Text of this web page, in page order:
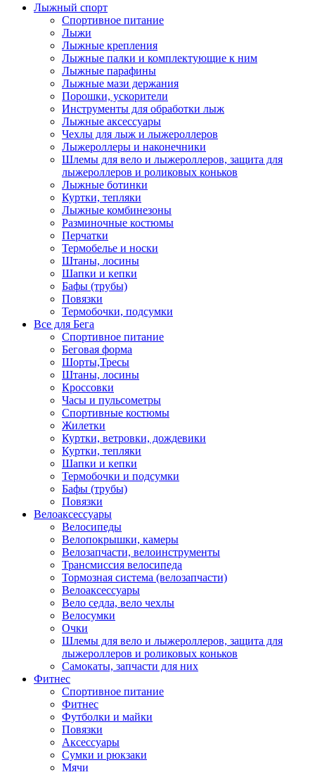
Лыжный спорт
Спортивное питание
Лыжи
Лыжные крепления
Лыжные палки и комплектующие к ним
Лыжные парафины
Лыжные мази держания
Порошки, ускорители
Инструменты для обработки лыж
Лыжные аксессуары
Чехлы для лыж и лыжероллеров
Лыжероллеры и наконечники
Шлемы для вело и лыжероллеров, защита для
лыжероллеров и роликовых коньков
Лыжные ботинки
Куртки, тепляки
Лыжные комбинезоны
Разминочные костюмы
Перчатки
Термобелье и носки
Штаны, лосины
Шапки и кепки
Бафы (трубы)
Повязки
Термобочки, подсумки
Все для Бега
Спортивное питание
Беговая форма
Шорты,Тресы
Штаны, лосины
Кроссовки
Часы и пульсометры
Спортивные костюмы
Жилетки
Куртки, ветровки, дождевики
Куртки, тепляки
Шапки и кепки
Термобочки и подсумки
Бафы (трубы)
Повязки
Велоаксессуары
Велосипеды
Велопокрышки, камеры
Велозапчасти, велоинструменты
Трансмиссия велосипеда
Тормозная система (велозапчасти)
Велоаксессуары
Вело седла, вело чехлы
Велосумки
Очки
Шлемы для вело и лыжероллеров, защита для
лыжероллеров и роликовых коньков
Самокаты, запчасти для них
Фитнес
Спортивное питание
Фитнес
Футболки и майки
Повязки
Аксессуары
Сумки и рюкзаки
Мячи